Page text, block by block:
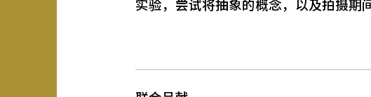
实验，尝试将抽象的概念，以及拍摄期